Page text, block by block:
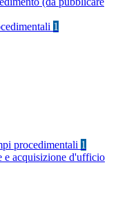
1
procedimentali 1
e acquisizione d'ufficio